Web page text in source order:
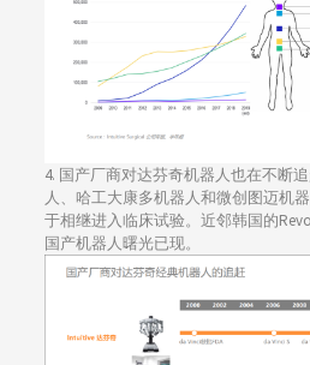
4. 国产厂商对达芬奇机器人也在不断
人、哈工大康多机器人和微创图迈机
于相继进入临床试验。近邻韩国的
国产机器人曙光已现。